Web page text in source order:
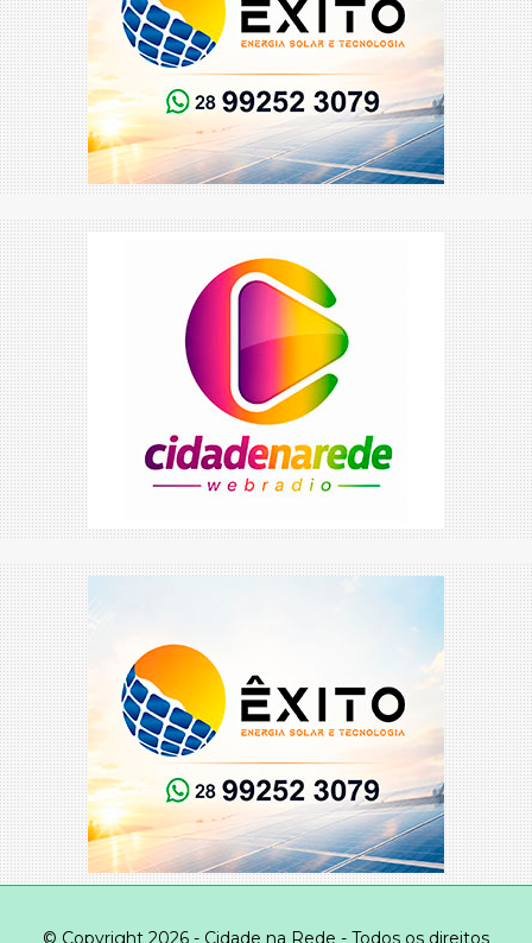
© Copyright 2026 - Cidade na Rede - Todos os direitos